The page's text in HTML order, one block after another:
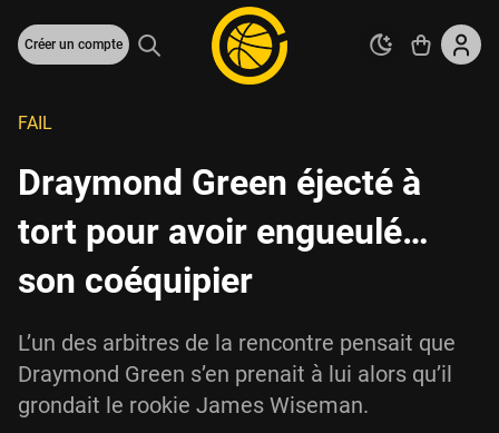
Créer un compte
FAIL
Draymond Green éjecté à
tort pour avoir engueulé…
son coéquipier
L’un des arbitres de la rencontre pensait que
Draymond Green s’en prenait à lui alors qu’il
grondait le rookie James Wiseman.